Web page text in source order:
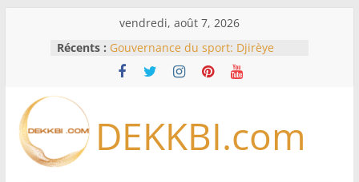
vendredi, août 7, 2026
Récents : Gouvernance du sport: Djirèye
Clotilde Coly lance un pacte de
performance avec les fédérations
extraordinaire: Six commissions
d’enquête à l’ordre du jour ce lundi
DEKKBI.com